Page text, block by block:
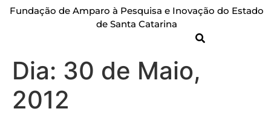
Fundação de Amparo à Pesquisa e Inovação do Estado
de Santa Catarina
Dia: 30 de Maio,
2012